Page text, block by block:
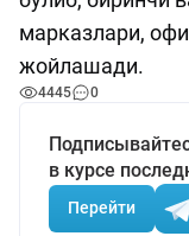
марказлари,
жойлашади.
4445 0
в курсе
Перейти